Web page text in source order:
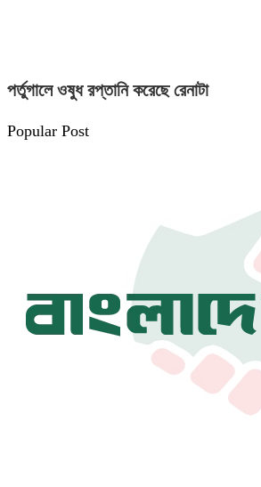
পর্তুগালে ওষুধ রপ্তানি করেছে রেনাটা
Popular Post